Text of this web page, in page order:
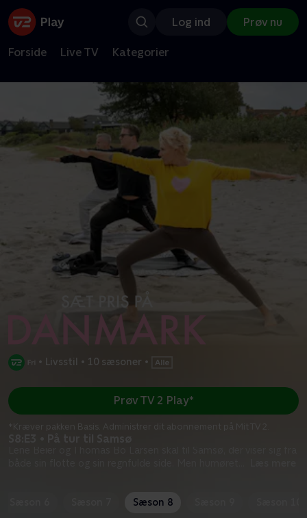
Log ind Prøv nu
Forside Live TV Kategorier
• Livsstil • 10 sæsoner •
Prøv TV 2 Play*
*Kræver pakken Basis. Administrer dit abonnement på Mit TV 2.
Sæson 8